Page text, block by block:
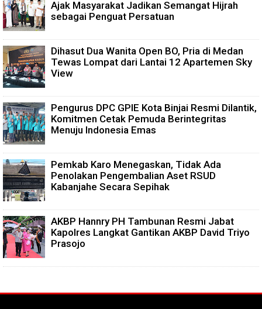
Ajak Masyarakat Jadikan Semangat Hijrah
sebagai Penguat Persatuan
Dihasut Dua Wanita Open BO, Pria di Medan
Tewas Lompat dari Lantai 12 Apartemen Sky
View
Pengurus DPC GPIE Kota Binjai Resmi Dilantik,
Komitmen Cetak Pemuda Berintegritas
Menuju Indonesia Emas
Pemkab Karo Menegaskan, Tidak Ada
Penolakan Pengembalian Aset RSUD
Kabanjahe Secara Sepihak
AKBP Hannry PH Tambunan Resmi Jabat
Kapolres Langkat Gantikan AKBP David Triyo
Prasojo